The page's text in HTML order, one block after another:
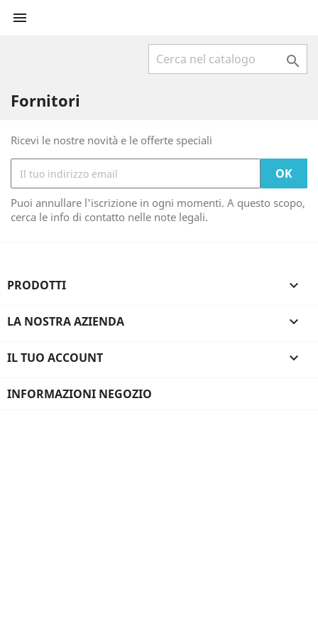


Fornitori
Ricevi le nostre novità e le offerte speciali
Puoi annullare l'iscrizione in ogni momenti. A questo scopo,
cerca le info di contatto nelle note legali.
PRODOTTI 
LA NOSTRA AZIENDA 
IL TUO ACCOUNT 
INFORMAZIONI NEGOZIO